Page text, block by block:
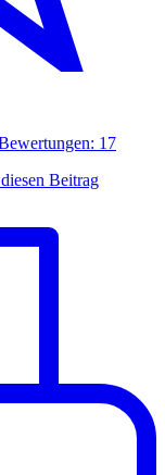
17
Beitrag